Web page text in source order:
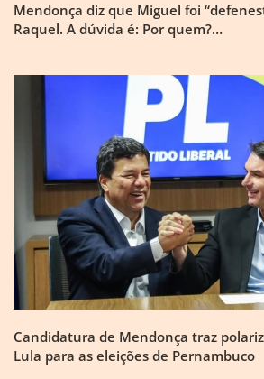
Mendonça diz que Miguel foi
Raquel. A dúvida é: Por quem?…
Candidatura de Mendonça traz
Lula para as eleições de Pernambuco